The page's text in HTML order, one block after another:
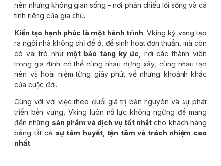
nên những không gian sống – nơi phản chiếu lối sống và cá
tính riêng của gia chủ.
Kiến tạo hạnh phúc là một hành trình. Vking kỳ vọng tạo
ra ngôi nhà không chỉ để ở, để sinh hoạt đơn thuần, mà còn
có vai trò như một bảo tàng ký ức , nơi các thành viên
trong gia đình có thể cùng nhau dựng xây, cùng nhau tạo
nên và hoài niệm từng giây phút về những khoảnh khắc
của cuộc đời.
Cùng với với việc theo đuổi giá trị bản nguyên và sự phát
triển bền vững, Vking luôn nỗ lực không ngừng để mang
đến những sản phẩm và dịch vụ tốt nhất cho khách hàng
bằng tất cả sự tâm huyết, tận tâm và trách nhiệm cao
nhất.